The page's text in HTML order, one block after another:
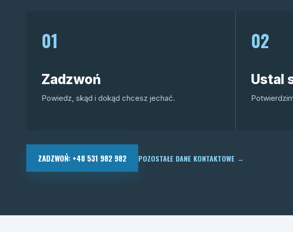
01
Zadzwoń
Powiedz, skąd i dokąd chcesz jechać.
02
Ustal
ZADZWOŃ: +48 531 982 982 POZOSTAŁE DANE KONTAKTOWE →